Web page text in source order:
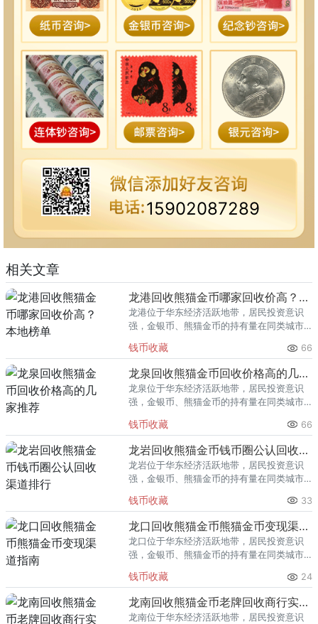
15902087289
相关文章
龙港回收熊猫金币哪家回收价高？本地榜单
龙港位于华东经济活跃地带，居民投资意识
强，金银币、熊猫金币的持有量在同类城市
熊猫金币的需求就明显升温，但鱼龙混杂的
回收渠道里，能精准识别版别溢
钱币收藏 66
龙泉回收熊猫金币回收价格高的几家推荐
龙泉位于华东经济活跃地带，居民投资意识
强，金银币、熊猫金币的持有量在同类城市
熊猫金币的需求就明显升温，但鱼龙混杂的
回收渠道里，能精准识别版别溢
钱币收藏 66
龙岩回收熊猫金币钱币圈公认回收渠道排行
龙岩位于华东经济活跃地带，居民投资意识
强，金银币、熊猫金币的持有量在同类城市
熊猫金币的需求就明显升温，但鱼龙混杂的
回收渠道里，能精准识别版别溢
钱币收藏 33
龙口回收熊猫金币熊猫金币变现渠道指南
龙口位于华东经济活跃地带，居民投资意识
强，金银币、熊猫金币的持有量在同类城市
熊猫金币的需求就明显升温，但鱼龙混杂的
回收渠道里，能精准识别版别溢
钱币收藏 24
龙南回收熊猫金币老牌回收商行实力盘点
龙南位于华东经济活跃地带，居民投资意识